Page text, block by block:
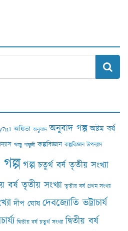
অঙ্কিতা অনুবাদ অনুবাদ গল্প অষ্টম বর্ষ
ঋজু গাঙ্গুলী কল্পবিজ্ঞান কল্পবিজ্ঞান উপন্যাস
গল্প চতুর্থ বর্ষ তৃতীয় সংখ্যা
বর্ষ তৃতীয় সংখ্যা তৃতীয় বর্ষ প্রথম সংখ্যা
দীপ ঘোষ দেবজ্যোতি ভট্টাচার্য
দ্বিতীয় বর্ষ চতুর্থ সংখ্যা দ্বিতীয় বর্ষ